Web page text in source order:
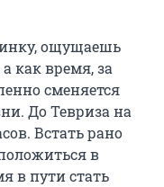
ощущаешь
как время, за
сменяется
До Тевриза на
Встать рано
в
в пути стать